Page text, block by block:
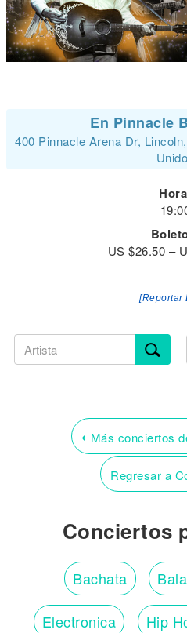
En Pinnacle
400 Pinnacle Arena Dr,
US $26.50 –
[Reportar
‹ Más conciertos
Regresar a
Conciertos
Bachata
Electronica Hip